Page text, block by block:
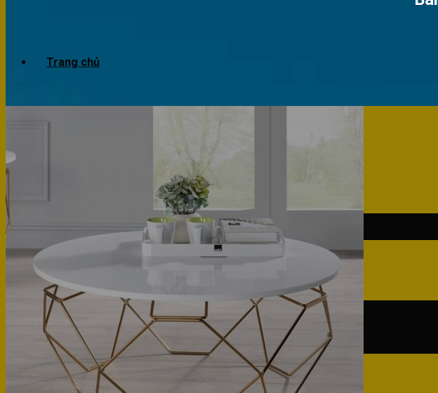
Trang chủ
Giới thiệu
Công trình nhà ở
Văn phòng
Phòng khách
Phòng bếp
Phòng ngủ
Hotline: 0947 323438